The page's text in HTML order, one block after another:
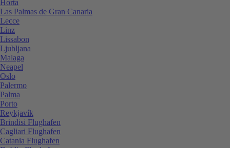
Horta
Las Palmas de Gran Canaria
Lecce
Linz
Lissabon
Ljubljana
Malaga
Neapel
Oslo
Palermo
Palma
Porto
Reykjavík
Brindisi Flughafen
Cagliari Flughafen
Catania Flughafen